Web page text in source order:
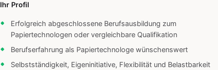
Ihr Profil
Erfolgreich abgeschlossene Berufsausbildung zum
Papiertechnologen oder vergleichbare Qualifikation
Berufserfahrung als Papiertechnologe wünschenswert
Selbstständigkeit, Eigeninitiative, Flexibilität und Belastbarkeit